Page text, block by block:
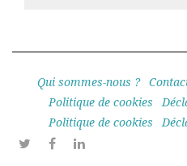
Qui sommes-nous ?
Politique de cookies
Politique de cookies